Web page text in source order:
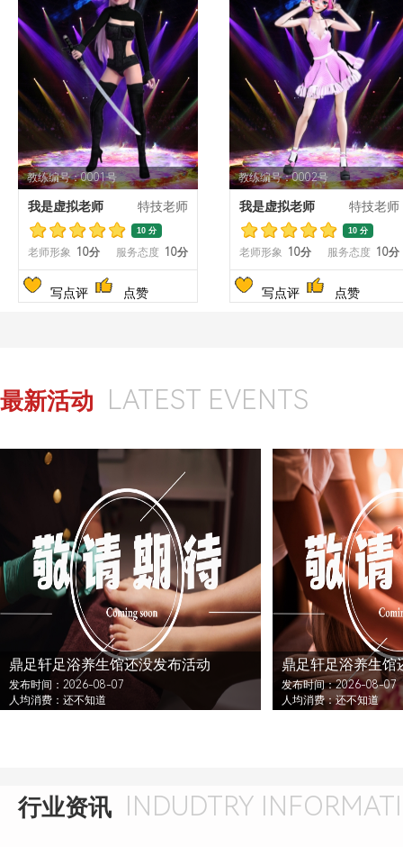
教练编号：0001号
我是虚拟老师 特技老师
10 分
老师形象 10分 服务态度 10分
写点评 点赞
教练编号：0002号
我是虚拟老师 特技老师
10 分
老师形象 10分 服务态度 10分
写点评 点赞
最新活动 LATEST EVENTS
鼎足轩足浴养生馆还没发布活动
发布时间：2026-08-07
人均消费：还不知道
鼎足轩足浴养生馆
发布时间：2026-08-07
人均消费：还不知道
行业资讯 INDUDTRY